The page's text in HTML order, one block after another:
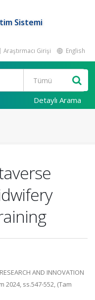
Sistemi
Araştırmacı Girişi English
Detaylı Arama
AND INNOVATION
2024, ss.547-552, (Tam